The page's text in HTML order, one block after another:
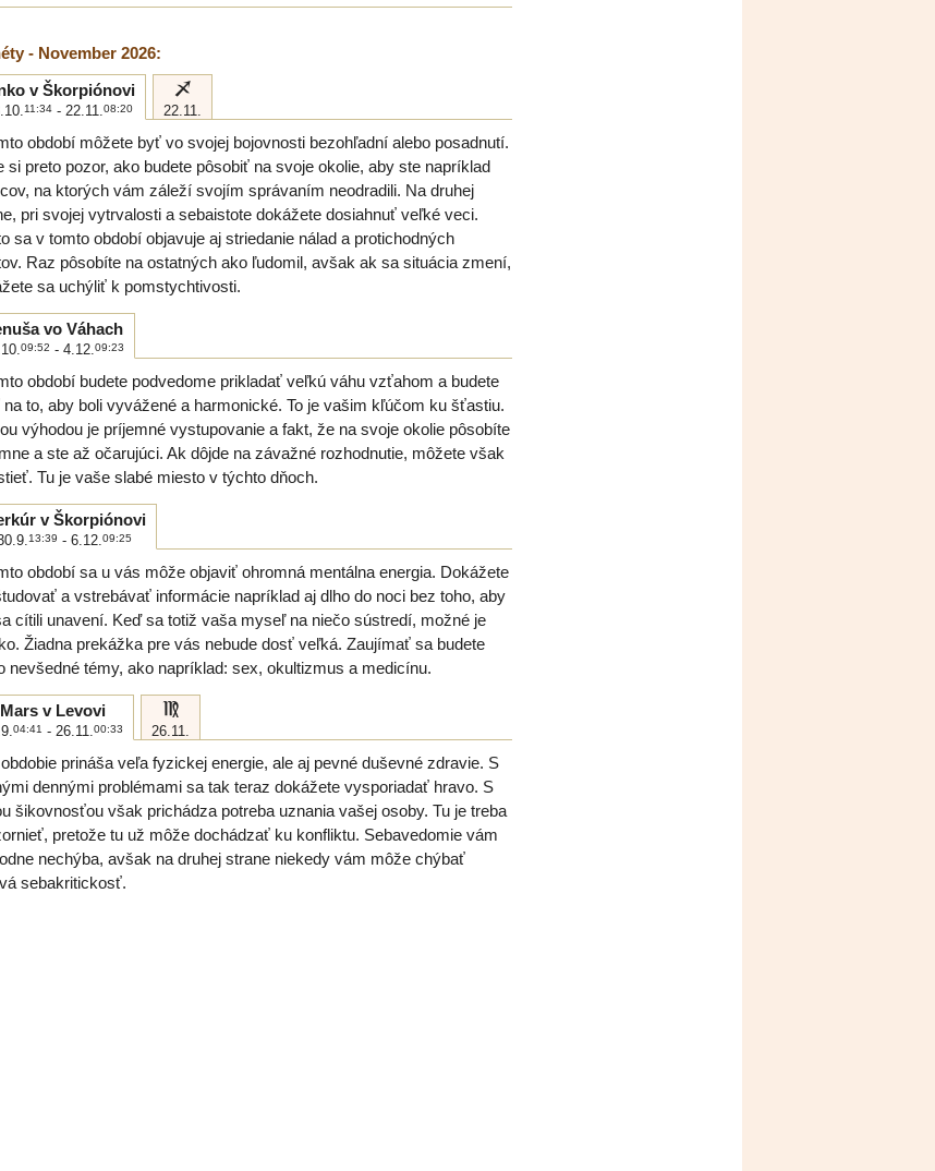
- November 2026:
v Škorpiónovi
11:34- 22.11. 08:20
i
22.11.
období môžete byť vo svojej bojovnosti bezohľadní alebo posadnutí.
si preto pozor, ako budete pôsobiť na svoje okolie, aby ste napríklad
na ktorých vám záleží svojím správaním neodradili. Na druhej
pri svojej vytrvalosti a sebaistote dokážete dosiahnuť veľké veci.
sa v tomto období objavuje aj striedanie nálad a protichodných
Raz pôsobíte na ostatných ako ľudomil, avšak ak sa situácia zmení,
sa uchýliť k pomstychtivosti.
vo Váhach
09:52 - 4.12. 09:23
období budete podvedome prikladať veľkú váhu vzťahom a budete
to, aby boli vyvážené a harmonické. To je vašim kľúčom ku šťastiu.
výhodou je príjemné vystupovanie a fakt, že na svoje okolie pôsobíte
a ste až očarujúci. Ak dôjde na závažné rozhodnutie, môžete však
Tu je vaše slabé miesto v týchto dňoch.
v Škorpiónovi
13:39 - 6.12. 09:25
období sa u vás môže objaviť ohromná mentálna energia. Dokážete
a vstrebávať informácie napríklad aj dlho do noci bez toho, aby
cítili unavení. Keď sa totiž vaša myseľ na niečo sústredí, možné je
Žiadna prekážka pre vás nebude dosť veľká. Zaujímať sa budete
nevšedné témy, ako napríklad: sex, okultizmus a medicínu.
Mars v Levovi
04:41 - 26.11. 00:33
f
26.11.
obdobie prináša veľa fyzickej energie, ale aj pevné duševné zdravie. S
dennými problémami sa tak teraz dokážete vysporiadať hravo. S
šikovnosťou však prichádza potreba uznania vašej osoby. Tu je treba
pretože tu už môže dochádzať ku konfliktu. Sebavedomie vám
nechýba, avšak na druhej strane niekedy vám môže chýbať
sebakritickosť.